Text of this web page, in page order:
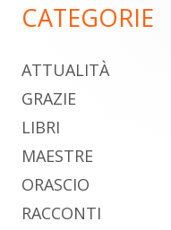
Barra
laterale
principale
CATEGORIE
ATTUALITÀ
GRAZIE
LIBRI
MAESTRE
ORASCIO
RACCONTI